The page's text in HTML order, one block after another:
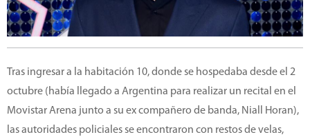
Tras ingresar a la habitación 10, donde se hospedaba desde el 2
octubre (había llegado a Argentina para realizar un recital en el
Movistar Arena junto a su ex compañero de banda, Niall Horan),
las autoridades policiales se encontraron con restos de velas,